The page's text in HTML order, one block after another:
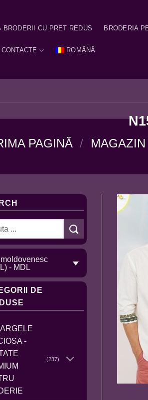
BRODERII CU PRET REDUS BRODERIA
CONTACTE ROMÂNĂ
PAGINĂ / MAGAZIN
moldovenesc
- MDL
DE
-
(237)